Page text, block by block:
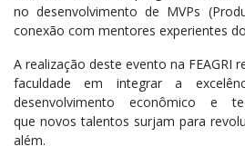
no desenvolvimento de MVPs
conexão com mentores experientes
A realização deste evento na FEAGRI
faculdade em integrar a
desenvolvimento econômico e
que novos talentos surjam para
além.